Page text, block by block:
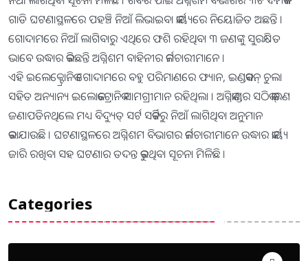
ଗାଡି ଘଟଣାସ୍ଥଳରେ ପହଞ୍ଚି ନିଆଁ ଲିଭାଇବା କାର୍ୟ୍ୟରେ ନିୟୋଜିତ ଅଛନ୍ତି ।
ଗୋଦାମରେ ନିଆଁ ଲାଗିବାରୁ ଏଥିରେ ଫଶି ରହିଥିବା ୩ ଜଣଙ୍କୁ ସୁରକ୍ଷିତ
ଭାବେ ଉଦ୍ଧାର କରିଛନ୍ତି ଅଗ୍ନିଶମ ବାହିନୀର କର୍ମଚାରୀମାନେ ।
ଏହି ଇଲେକ୍ଟ୍ରୋନିକ ଗୋଦାମରେ ବହୁ ପରିମାଣରେ ଫ୍ୟାନ, ଇଣ୍ଡକସନ୍ ଚୁଲା
ସହିତ ଅନ୍ୟାନ୍ୟ ଇଲୋକଟ୍ରୋନିକ ସାମଗ୍ରୀମାନ ରହିଥିଲା । ଅଗ୍ନିକାଣ୍ଡର ସଠିକ୍ କାରଣ
ଜଣାପଡିନଥିଲେ ମଧ୍ୟ ବିଦ୍ୟୁତ୍ ସର୍ଟ ସର୍କିଟରୁ ନିଆଁ ଲାଗିଥିବା ଅନୁମାନ
କରାଯାଉଛି । ଘଟଣାସ୍ଥଳରେ ଅଗ୍ନିଶମ ବିଭାଗର କର୍ମଚାରୀମାନେ ଉଦ୍ଧାର କାର୍ୟ୍ୟ
ଜାରି ରଖିବା ସହ ଘଟଣାର ତଦନ୍ତ କରୁଥିବା ସୂଚନା ମିଳିଛି ।
Categories